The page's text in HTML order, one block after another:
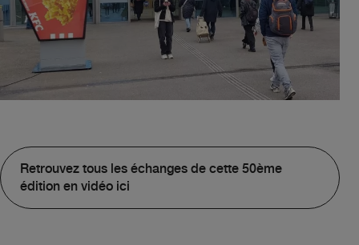
Retrouvez tous les échanges de cette 50ème
édition en vidéo ici